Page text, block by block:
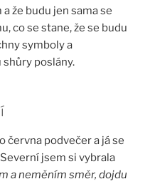
že budu jen sama se
co se stane, že se budu
symboly a
poslány.
června podvečer a já se
jsem si vybrala
a neměním směr, dojdu